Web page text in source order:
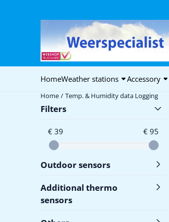
HomeWeather stations Accessory
Home / Temp. & Humidity data Logging
Filters
€ 39 € 95
Outdoor sensors
Additional thermo
sensors